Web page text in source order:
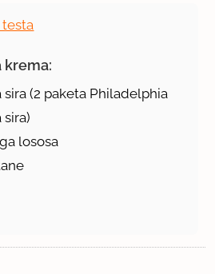
krema:
(2 paketa Philadelphia
lososa